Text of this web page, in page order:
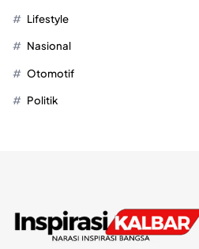
Lifestyle
Nasional
Otomotif
Politik